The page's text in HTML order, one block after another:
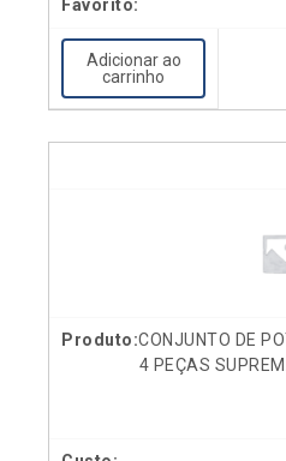
Adicionar ao
carrinho
CONJUNTO DE
4 PEÇAS